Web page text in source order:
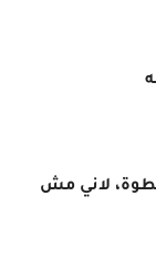
لاني مش